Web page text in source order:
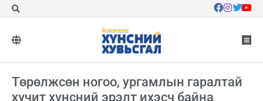
Төрөлжсөн ногоо, ургамлын гаралтай
хүчит хүнсний эрэлт ихэсч байна